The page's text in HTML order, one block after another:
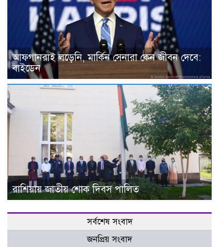
আফগানরাই লড়েনি, মার্কিন সেনারা কেন জীবন দেবে:
বাইডেন
রাশিয়ায় জাতীয় শোক দিবস পালিত
সর্বশেষ সংবাদ
জনপ্রিয় সংবাদ